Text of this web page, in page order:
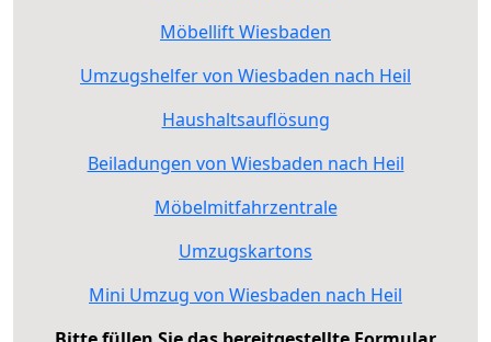
Möbellift Wiesbaden
Umzugshelfer von Wiesbaden nach Heil
Haushaltsauflösung
Beiladungen von Wiesbaden nach Heil
Möbelmitfahrzentrale
Umzugskartons
Mini Umzug von Wiesbaden nach Heil